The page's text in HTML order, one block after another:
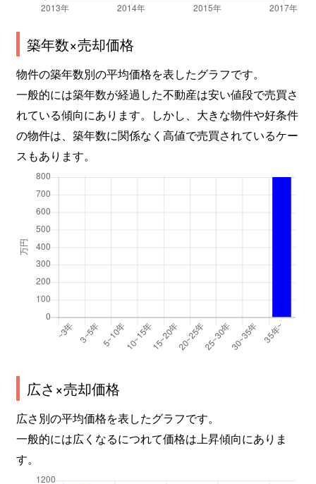
築年数×売却価格
物件の築年数別の平均価格を表したグラフです。
一般的には築年数が経過した不動産は安い値段で売買さ
れている傾向にあります。しかし、大きな物件や好条件
の物件は、築年数に関係なく高値で売買されているケー
スもあります。
広さ×売却価格
広さ別の平均価格を表したグラフです。
一般的には広くなるにつれて価格は上昇傾向にありま
す。